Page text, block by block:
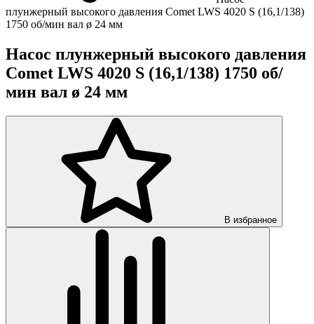
плунжерный высокого давления Comet LWS 4020 S (16,1/138)
1750 об/мин вал ø 24 мм
Насос плунжерный высокого давления
Comet LWS 4020 S (16,1/138) 1750 об/
мин вал ø 24 мм
В избранное